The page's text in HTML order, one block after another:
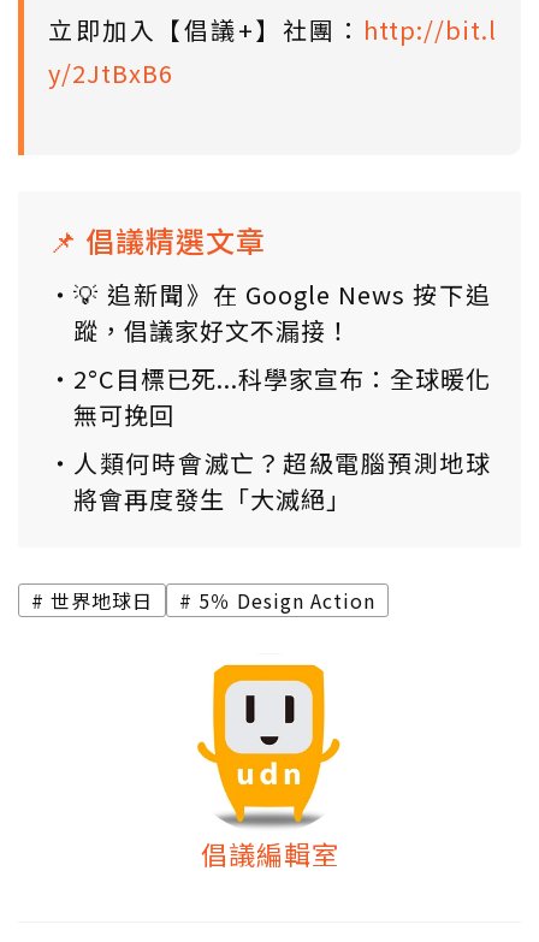
立即加入【倡議+】社團： http://bit.l
y/2JtBxB6
📌 倡議精選文章
💡 追新聞》在 Google News 按下追
蹤，倡議家好文不漏接！
2°C目標已死...科學家宣布：全球暖化
無可挽回
人類何時會滅亡？超級電腦預測地球
將會再度發生「大滅絕」
世界地球日 5％ Design Action
倡議編輯室